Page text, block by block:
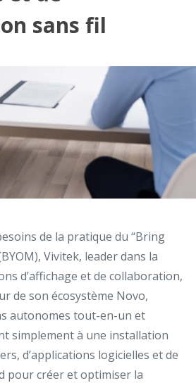
sans fil
de la pratique du ‘‘Bring
Vivitek, leader dans la
d’affichage et de collaboration,
de son écosystème Novo,
autonomes tout-en-un et
simplement à une installation
d’applications logicielles et de
pour créer et optimiser la